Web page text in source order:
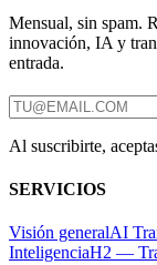
Mensual, sin spam.
innovación, IA y
entrada.
Al suscribirte,
SERVICIOS
Visión generalAI
InteligenciaH2 —